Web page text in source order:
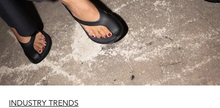
INDUSTRY TRENDS